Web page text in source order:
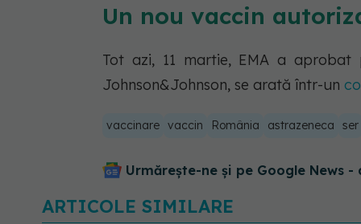
Un nou vaccin
Tot azi, 11 martie, EMA a
Johnson&Johnson, se arată într-un
vaccinare vaccin România astrazeneca ser
Urmărește-ne și pe Google News -
ARTICOLE SIMILARE